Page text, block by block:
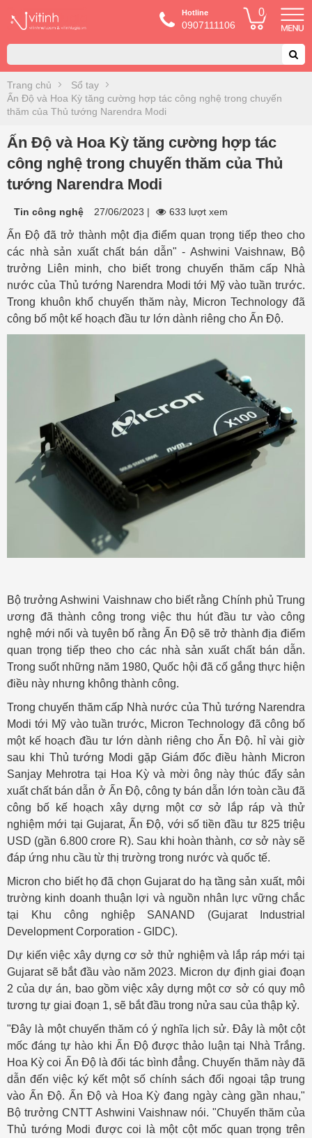
Hotline
0907111106
0
Trang chủ
Sổ tay
Ấn Độ và Hoa Kỳ tăng cường hợp tác công nghệ trong chuyến
thăm của Thủ tướng Narendra Modi
Ấn Độ và Hoa Kỳ tăng cường hợp tác
công nghệ trong chuyến thăm của Thủ
tướng Narendra Modi
Tin công nghệ 27/06/2023 | 633 lượt xem
Ấn Độ đã trở thành một địa điểm quan trọng tiếp theo cho
các nhà sản xuất chất bán dẫn" - Ashwini Vaishnaw, Bộ
trưởng Liên minh, cho biết trong chuyến thăm cấp Nhà
nước của Thủ tướng Narendra Modi tới Mỹ vào tuần trước.
Trong khuôn khổ chuyến thăm này, Micron Technology đã
công bố một kế hoạch đầu tư lớn dành riêng cho Ấn Độ.
Bộ trưởng Ashwini Vaishnaw cho biết rằng Chính phủ Trung
ương đã thành công trong việc thu hút đầu tư vào công
nghệ mới nổi và tuyên bố rằng Ấn Độ sẽ trở thành địa điểm
quan trọng tiếp theo cho các nhà sản xuất chất bán dẫn.
Trong suốt những năm 1980, Quốc hội đã cố gắng thực hiện
điều này nhưng không thành công.
Trong chuyến thăm cấp Nhà nước của Thủ tướng Narendra
Modi tới Mỹ vào tuần trước, Micron Technology đã công bố
một kế hoạch đầu tư lớn dành riêng cho Ấn Độ. hỉ vài giờ
sau khi Thủ tướng Modi gặp Giám đốc điều hành Micron
Sanjay Mehrotra tại Hoa Kỳ và mời ông này thúc đẩy sản
xuất chất bán dẫn ở Ấn Độ, công ty bán dẫn lớn toàn cầu đã
công bố kế hoạch xây dựng một cơ sở lắp ráp và thử
nghiệm mới tại Gujarat, Ấn Độ, với số tiền đầu tư 825 triệu
USD (gần 6.800 crore R). Sau khi hoàn thành, cơ sở này sẽ
đáp ứng nhu cầu từ thị trường trong nước và quốc tế.
Micron cho biết họ đã chọn Gujarat do hạ tầng sản xuất, môi
trường kinh doanh thuận lợi và nguồn nhân lực vững chắc
tại Khu công nghiệp SANAND (Gujarat Industrial
Development Corporation - GIDC).
Dự kiến việc xây dựng cơ sở thử nghiệm và lắp ráp mới tại
Gujarat sẽ bắt đầu vào năm 2023. Micron dự định giai đoạn
2 của dự án, bao gồm việc xây dựng một cơ sở có quy mô
tương tự giai đoạn 1, sẽ bắt đầu trong nửa sau của thập kỷ.
"Đây là một chuyến thăm có ý nghĩa lịch sử. Đây là một cột
mốc đáng tự hào khi Ấn Độ được thảo luận tại Nhà Trắng.
Hoa Kỳ coi Ấn Độ là đối tác bình đẳng. Chuyến thăm này đã
dẫn đến việc ký kết một số chính sách đối ngoại tập trung
vào Ấn Độ. Ấn Độ và Hoa Kỳ đang ngày càng gần nhau,"
Bộ trưởng CNTT Ashwini Vaishnaw nói. "Chuyến thăm của
Thủ tướng Modi được coi là một cột mốc quan trọng trên